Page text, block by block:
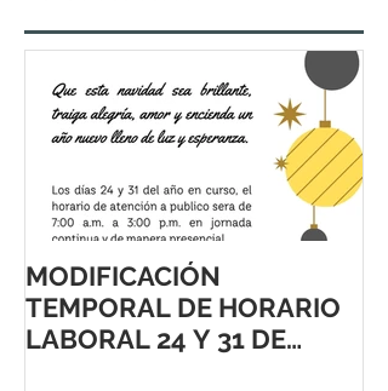
MODIFICACIÓN
TEMPORAL DE HORARIO
LABORAL 24 Y 31 DE